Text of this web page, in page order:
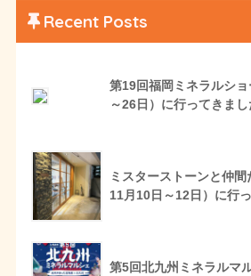
Recent Posts
第19回福岡ミネラルシ
～26日）に行ってきまし
ミスターストーンと仲
11月10日～12日）に行
第5回北九州ミネラルマ